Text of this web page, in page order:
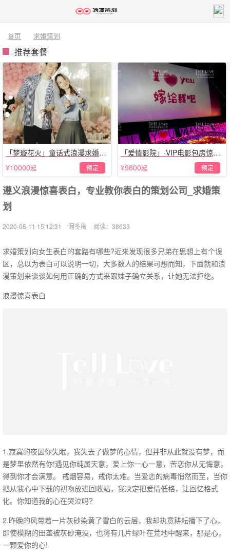
首页 求婚策划
推荐套餐
「梦璇花火」童话式浪漫求婚仪
式
¥10000起 预定
「爱情影院」·VIP电影包房惊喜
套餐
¥9800起 预定
遵义浪漫惊喜表白，专业教你表白的策划公司_求婚策
划
2020-08-11 15:12:31 阚冬梅 阅读：38633
求婚策划向女生表白的套路有哪些?近来发现很多兄弟在思想上有个误
区，总以为表白可以说明一切，大多数人的结果可想而知，下面就和浪
漫策划来谈谈如何用正确的方式来跟妹子确立关系，让她无法拒绝。
浪漫惊喜表白
1.寂寞的夜因你失眠，我失去了做梦的心情，但并非从此就没有梦，而
是梦里依然有你!遇见你纯属天意，爱上你一心一意，苦恋你从无悔意，
得到你才会满意。 戒烟容易，戒你太难。当爱恋的病毒悄然而至，当你
把从我心中下载的初吻放进回收站，我决定把爱情低格，让回忆格式
化。你知道我的心在哭泣吗?
2.昨晚的风带着一片灰砂染黄了雪白的云层，我却执意耕耘播下了心，
即使模糊的田垄被灰砂淹没，也将有几片绿叶在荒地中醒来，那是心，
一颗爱你的心!